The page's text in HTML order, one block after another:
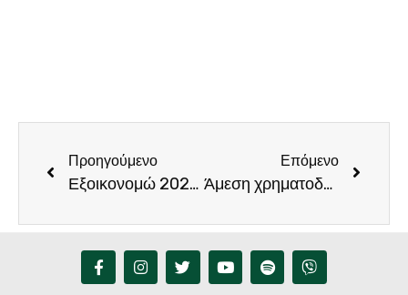
Προηγούμενο
Εξοικονομώ 2025. «Μέσα οι σεισμόπληκτες περιοχές έξω τα σεισμόπληκτα κτήρια», τονίζει ο Φραγκίσκος Παρασύρης
Επόμενο
Άμεση χρηματοδότηση της κατασκευής νέας περίφραξης του στρατιωτικού αεροδρομίου Τυμπακίου, ζήτησε ο Φραγκίσκος Παρασύρης